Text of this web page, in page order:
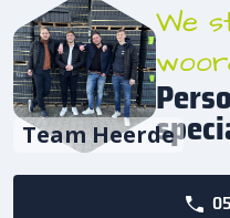
Team Heerde
We